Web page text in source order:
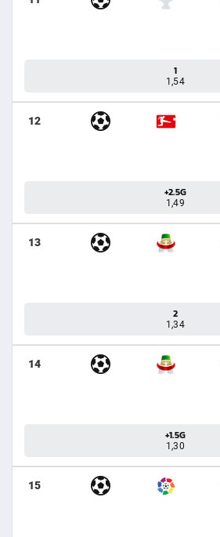
1
1,54
12
+2.5G
1,49
13
2
1,34
14
+1.5G
1,30
15